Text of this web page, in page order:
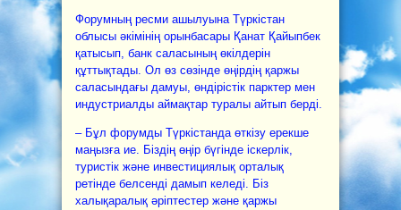
Форумның ресми ашылуына Түркістан
облысы әкімінің орынбасары Қанат Қайыпбек
қатысып, банк саласының өкілдерін
құттықтады. Ол өз сөзінде өңірдің қаржы
саласындағы дамуы, өндірістік парктер мен
индустриалды аймақтар туралы айтып берді.
– Бұл форумды Түркістанда өткізу ерекше
маңызға ие. Біздің өңір бүгінде іскерлік,
туристік және инвестициялық орталық
ретінде белсенді дамып келеді. Біз
халықаралық әріптестер және қаржы